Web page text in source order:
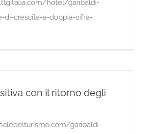
hotel/garibaldi-
di-crescita-a-doppia-cifra-
con il ritorno degli
garibaldi-